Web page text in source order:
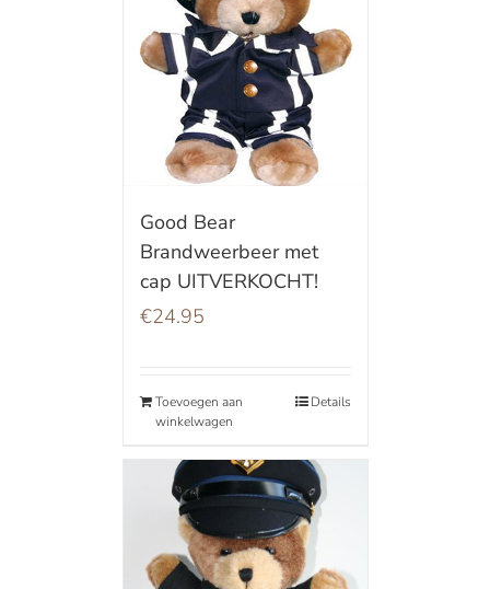
Good Bear
Brandweerbeer met
cap UITVERKOCHT!
€24.95
Toevoegen aan
winkelwagen
Details